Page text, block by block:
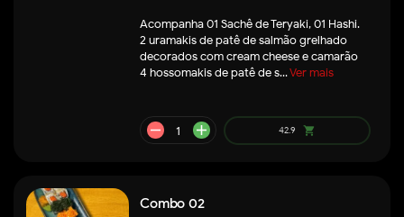
remove
Acompanha 01 Sachê de Teryaki, 01 Hashi.
2 uramakis de patê de salmão grelhado
decorados com cream cheese e camarão
4 hossomakis de patê de s...Ver mais
Combo 02